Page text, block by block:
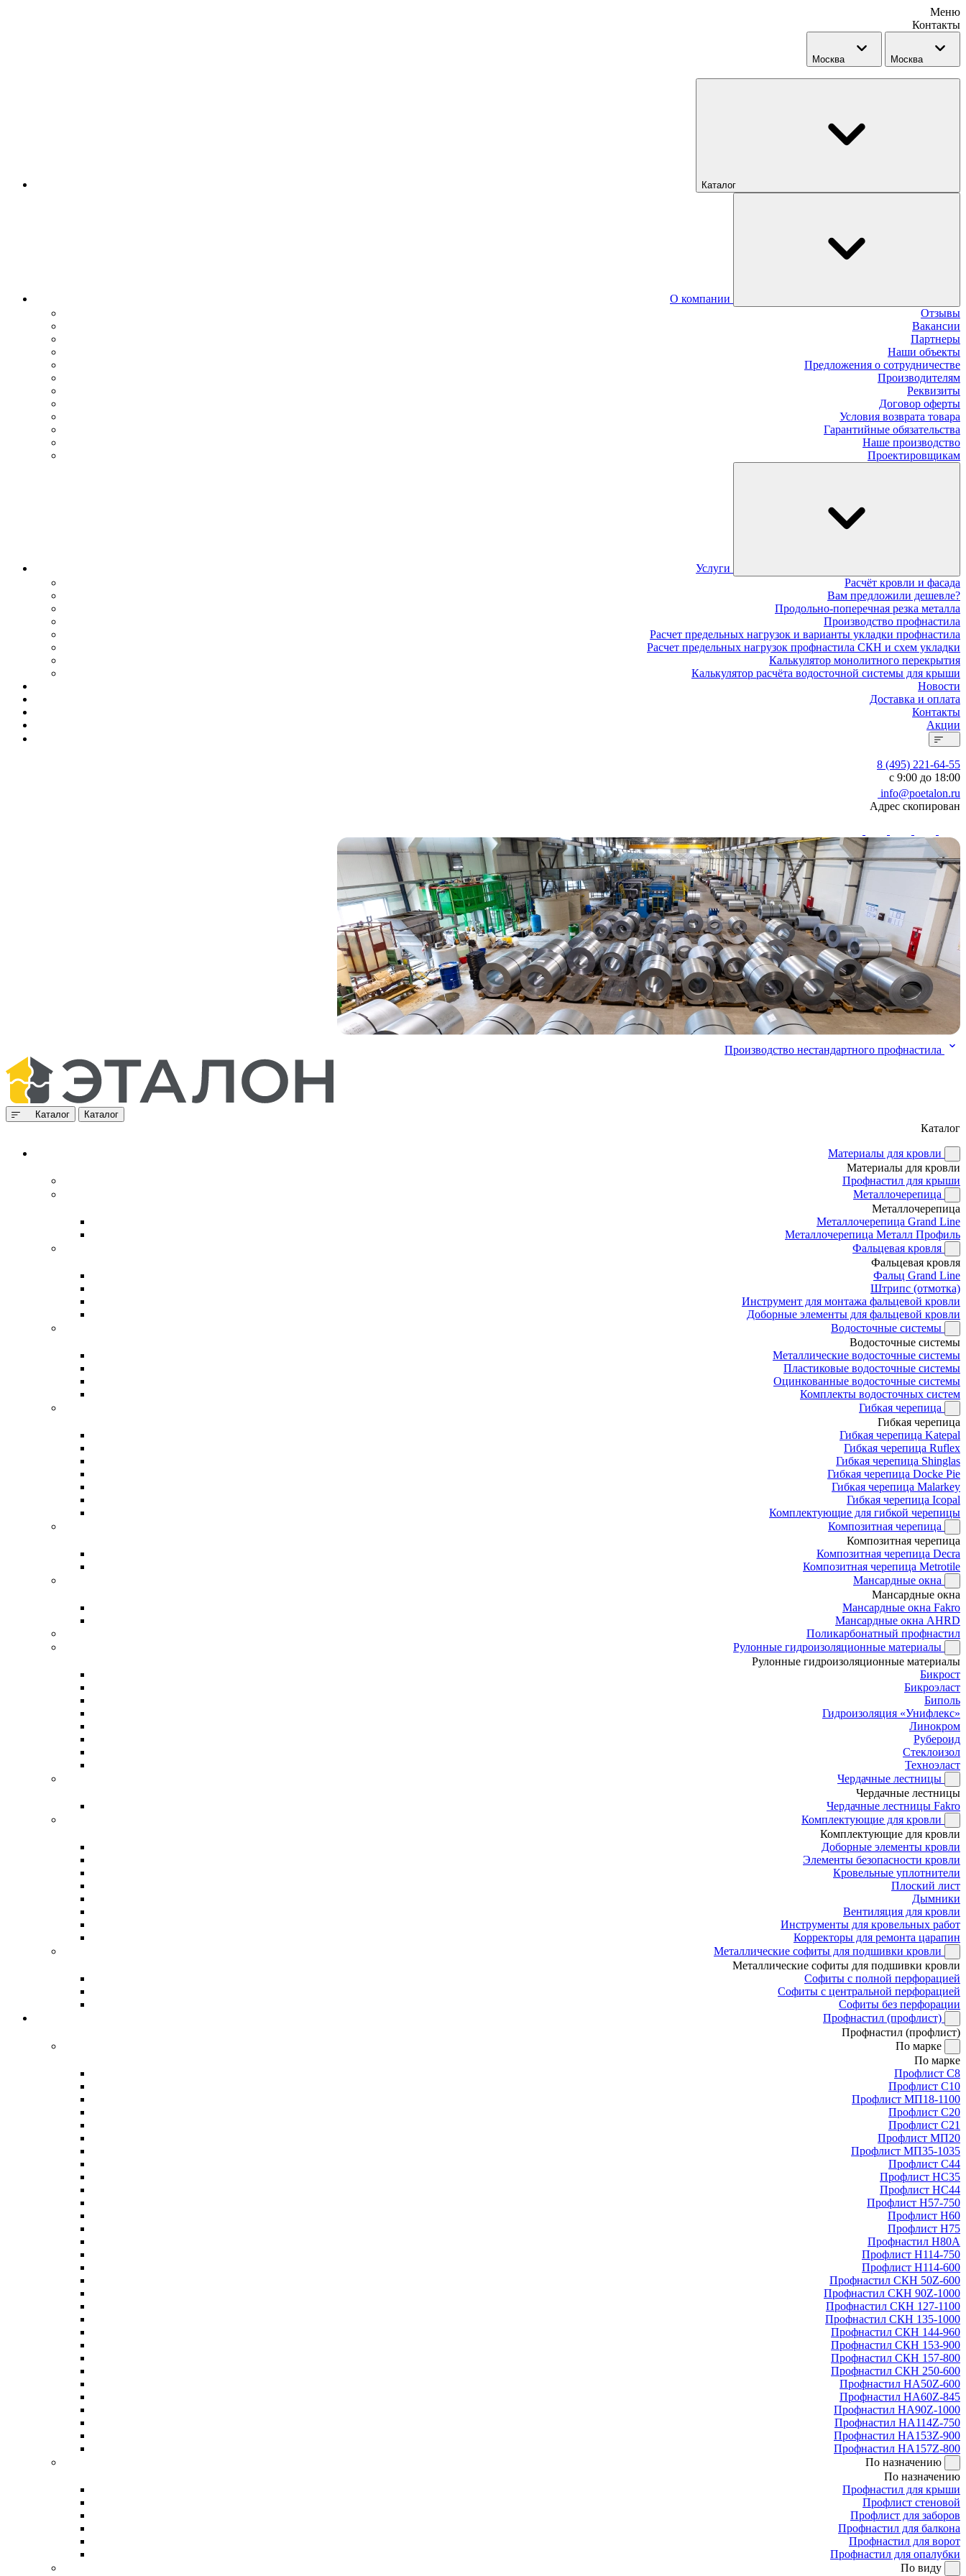
Меню
Контакты
Москва Москва
Каталог
О компании
Отзывы
Вакансии
Партнеры
Наши объекты
Предложения о сотрудничестве
Производителям
Реквизиты
Договор оферты
Условия возврата товара
Гарантийные обязательства
Наше производство
Проектировщикам
Услуги
Расчёт кровли и фасада
Вам предложили дешевле?
Продольно-поперечная резка металла
Производство профнастила
Расчет предельных нагрузок и варианты укладки профнастила
Расчет предельных нагрузок профнастила СКН и схем укладки
Калькулятор монолитного перекрытия
Калькулятор расчёта водосточной системы для крыши
Новости
Доставка и оплата
Контакты
Акции
8 (495) 221-64-55
с 9:00 до 18:00
info@poetalon.ru
Адрес скопирован
Производство нестандартного профнастила
Каталог Каталог
Каталог
Материалы для кровли
Материалы для кровли
Профнастил для крыши
Металлочерепица
Металлочерепица
Металлочерепица Grand Line
Металлочерепица Металл Профиль
Фальцевая кровля
Фальцевая кровля
Фальц Grand Line
Штрипс (отмотка)
Инструмент для монтажа фальцевой кровли
Доборные элементы для фальцевой кровли
Водосточные системы
Водосточные системы
Металлические водосточные системы
Пластиковые водосточные системы
Оцинкованные водосточные системы
Комплекты водосточных систем
Гибкая черепица
Гибкая черепица
Гибкая черепица Katepal
Гибкая черепица Ruflex
Гибкая черепица Shinglas
Гибкая черепица Docke Pie
Гибкая черепица Malarkey
Гибкая черепица Icopal
Комплектующие для гибкой черепицы
Композитная черепица
Композитная черепица
Композитная черепица Decra
Композитная черепица Metrotile
Мансардные окна
Мансардные окна
Мансардные окна Fakro
Мансардные окна AHRD
Поликарбонатный профнастил
Рулонные гидроизоляционные материалы
Рулонные гидроизоляционные материалы
Бикрост
Бикроэласт
Биполь
Гидроизоляция «Унифлекс»
Линокром
Рубероид
Стеклоизол
Техноэласт
Чердачные лестницы
Чердачные лестницы
Чердачные лестницы Fakro
Комплектующие для кровли
Комплектующие для кровли
Доборные элементы кровли
Элементы безопасности кровли
Кровельные уплотнители
Плоский лист
Дымники
Вентиляция для кровли
Инструменты для кровельных работ
Корректоры для ремонта царапин
Металлические софиты для подшивки кровли
Металлические софиты для подшивки кровли
Софиты с полной перфорацией
Софиты с центральной перфорацией
Софиты без перфорации
Профнастил (профлист)
Профнастил (профлист)
По марке
По марке
Профлист С8
Профлист С10
Профлист МП18-1100
Профлист С20
Профлист С21
Профлист МП20
Профлист МП35-1035
Профлист С44
Профлист НС35
Профлист НС44
Профлист Н57-750
Профлист Н60
Профлист Н75
Профнастил Н80А
Профлист Н114-750
Профлист Н114-600
Профнастил СКН 50Z-600
Профнастил СКН 90Z-1000
Профнастил СКН 127-1100
Профнастил СКН 135-1000
Профнастил СКН 144-960
Профнастил СКН 153-900
Профнастил СКН 157-800
Профнастил СКН 250-600
Профнастил НА50Z-600
Профнастил НА60Z-845
Профнастил НА90Z-1000
Профнастил НА114Z-750
Профнастил НА153Z-900
Профнастил НА157Z-800
По назначению
По назначению
Профнастил для крыши
Профлист стеновой
Профлист для заборов
Профнастил для балкона
Профнастил для ворот
Профнастил для опалубки
По виду